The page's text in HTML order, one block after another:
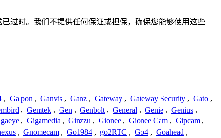
过时。我们不提供任何保证或担保，确保您能够使用这些
, Galpon , Ganvis , Ganz , Gateway , Gateway Security , Gato ,
, Gemtek , Gen , Genbolt , General , Genie , Genius ,
, Gigamedia , Ginzzu , Gionee , Gionee Cam , Gipcam ,
, Gnomecam , Go1984 , go2RTC , Go4 , Goahead ,